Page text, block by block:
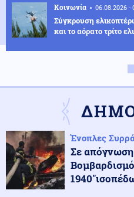
Κοινωνία 06.08.2026 -
Σύγκρουση
και το αόρατο τρίτο
Κόσμος
Πετρέλαιο: Το Brent
δολάρια μετά τη
Κόσμος
Ένοπλες
Σε